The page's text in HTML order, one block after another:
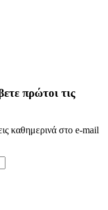
πρώτοι τις
καθημερινά στο e-mail